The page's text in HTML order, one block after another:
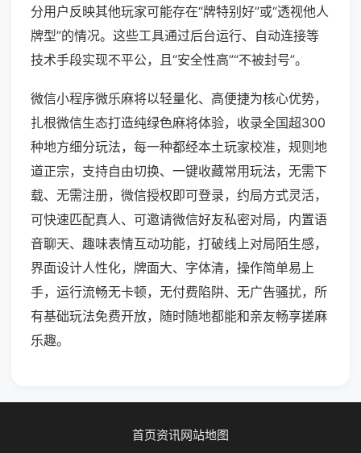
分用户反映其他玩家可能存在“牌特别好”或“透视他人
牌型”的情况。这些工具通过后台运行、自动连接等
技术手段实现不平公，且“安全性高”“不被封号”。
微信小程序微乐麻将以轻量化、高便捷为核心优势，
扎根微信生态打造纯绿色麻将体验，收录全国超300
种地方细分玩法，每一种都经本土玩家校准，规则地
道正宗，支持自由切换、一键收藏常用玩法，无需下
载、无需注册，微信授权即可登录，约局方式灵活，
可快速匹配真人、可邀请微信好友私密对局，内置语
音聊天、趣味表情互动功能，打破线上对局陌生感，
界面设计人性化，牌面大、字体清，操作简单易上
手，运行流畅无卡顿，无付费陷阱、无广告骚扰，所
有基础玩法免费开放，随时随地都能和亲友畅享搓麻
乐趣。
首页资讯网站地图